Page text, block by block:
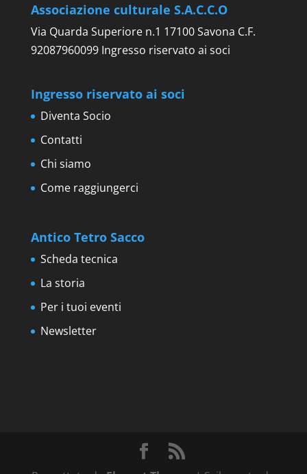
Associazione culturale S.A.C.C.O
Via Quarda Superiore n.1 17100 Savona C.F.
92087960099 Ingresso riservato ai soci
Ingresso riservato ai soci
Diventa Socio
Contatti
Chi siamo
Come raggiungerci
Antico Tetro Sacco
Scheda tecnica
La storia
Per i tuoi eventi
Newsletter